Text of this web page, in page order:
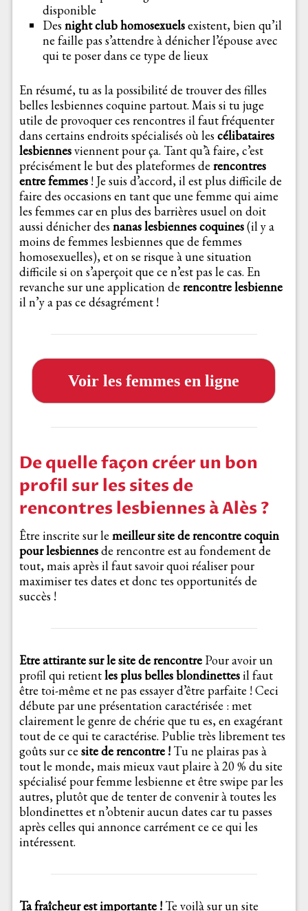
disponible
Desnight club homosexuelsexistent, bien qu’il
ne faille pas s’attendre à dénicher l’épouse avec
qui te poser dans ce type de lieux
En résumé, tu as la possibilité de trouver des filles
belles lesbiennes coquine partout. Mais si tu juge
utile de provoquer ces rencontres il faut fréquenter
dans certains endroits spécialisés où les célibataires
lesbiennesviennent pour ça. Tant qu’à faire, c’est
précisément le but des plateformes de rencontres
entre femmes! Je suis d’accord, il est plus difficile de
faire des occasions en tant que une femme qui aime
les femmes car en plus des barrières usuel on doit
aussi dénicher des nanas lesbiennes coquines(il y a
moins de femmes lesbiennes que de femmes
homosexuelles), et on se risque à une situation
difficile si on s’aperçoit que ce n’est pas le cas. En
revanche sur une application de rencontre lesbienne
il n’y a pas ce désagrément !
Voir les femmes en ligne
De quelle façon créer un bon
profil sur les sites de
rencontres lesbiennes à Alès ?
Être inscrite sur le meilleur site de rencontre coquin
pour lesbiennesde rencontre est au fondement de
tout, mais après il faut savoir quoi réaliser pour
maximiser tes dates et donc tes opportunités de
succès !
Etre attirante sur le site de rencontrePour avoir un
profil qui retientles plus belles blondinettesil faut
être toi-même et ne pas essayer d’être parfaite ! Ceci
débute par une présentation caractérisée : met
clairement le genre de chérie que tu es, en exagérant
tout de ce qui te caractérise. Publie très librement tes
goûts sur ce site de rencontre !Tu ne plairas pas à
tout le monde, mais mieux vaut plaire à 20 % du site
spécialisé pour femme lesbienne et être swipe par les
autres, plutôt que de tenter de convenir à toutes les
blondinettes et n’obtenir aucun dates car tu passes
après celles qui annonce carrément ce ce qui les
intéressent.
Ta fraîcheur est importante !Te voilà sur un site